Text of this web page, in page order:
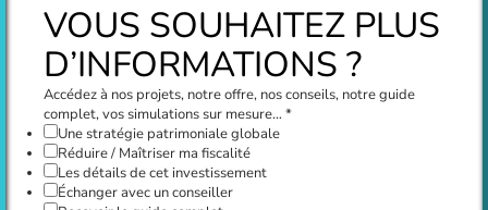
VOUS SOUHAITEZ PLUS
D’INFORMATIONS ?
Accédez à nos projets, notre offre, nos conseils, notre guide
complet, vos simulations sur mesure… *
Une stratégie patrimoniale globale
Réduire / Maîtriser ma fiscalité
Les détails de cet investissement
Échanger avec un conseiller